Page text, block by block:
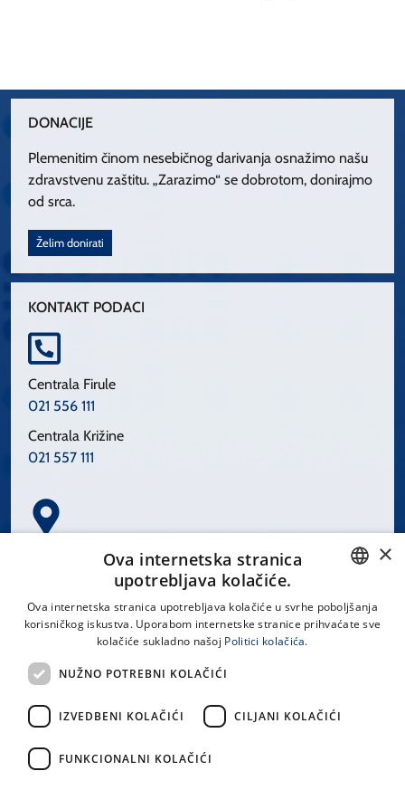
DONACIJE
Plemenitim činom nesebičnog darivanja osnažimo našu
zdravstvenu zaštitu. „Zarazimo“ se dobrotom, donirajmo
od srca.
Želim donirati
KONTAKT PODACI
Centrala Firule
021 556 111
Centrala Križine
021 557 111
Spinčićeva 1, 21000 Split
LINKOVI
Uvjeti korištenja
CROATIAN
×
Ova internetska stranica
upotrebljava kolačiće.
Ova internetska stranica upotrebljava kolačiće u svrhe poboljšanja
korisničkog iskustva. Uporabom internetske stranice prihvaćate sve
kolačiće sukladno našoj Politici kolačića.
NUŽNO POTREBNI KOLAČIĆI
IZVEDBENI KOLAČIĆI CILJANI KOLAČIĆI
FUNKCIONALNI KOLAČIĆI